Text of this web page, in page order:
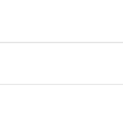
geld ze
met je
naar de website